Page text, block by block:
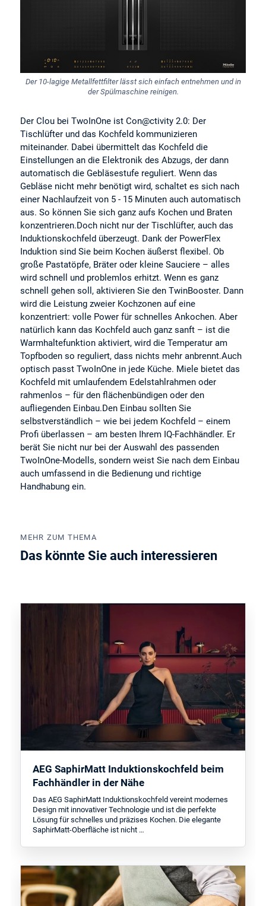
Der 10-lagige Metallfettfilter lässt sich einfach entnehmen und in
der Spülmaschine reinigen.
Der Clou bei TwoInOne ist Con@ctivity 2.0: Der
Tischlüfter und das Kochfeld kommunizieren
miteinander. Dabei übermittelt das Kochfeld die
Einstellungen an die Elektronik des Abzugs, der dann
automatisch die Gebläsestufe reguliert. Wenn das
Gebläse nicht mehr benötigt wird, schaltet es sich nach
einer Nachlaufzeit von 5 - 15 Minuten auch automatisch
aus. So können Sie sich ganz aufs Kochen und Braten
konzentrieren.Doch nicht nur der Tischlüfter, auch das
Induktionskochfeld überzeugt. Dank der PowerFlex
Induktion sind Sie beim Kochen äußerst flexibel. Ob
große Pastatöpfe, Bräter oder kleine Sauciere – alles
wird schnell und problemlos erhitzt. Wenn es ganz
schnell gehen soll, aktivieren Sie den TwinBooster. Dann
wird die Leistung zweier Kochzonen auf eine
konzentriert: volle Power für schnelles Ankochen. Aber
natürlich kann das Kochfeld auch ganz sanft – ist die
Warmhaltefunktion aktiviert, wird die Temperatur am
Topfboden so reguliert, dass nichts mehr anbrennt.Auch
optisch passt TwoInOne in jede Küche. Miele bietet das
Kochfeld mit umlaufendem Edelstahlrahmen oder
rahmenlos – für den flächenbündigen oder den
aufliegenden Einbau.Den Einbau sollten Sie
selbstverständlich – wie bei jedem Kochfeld – einem
Profi überlassen – am besten Ihrem IQ-Fachhändler. Er
berät Sie nicht nur bei der Auswahl des passenden
TwoInOne-Modells, sondern weist Sie nach dem Einbau
auch umfassend in die Bedienung und richtige
Handhabung ein.
MEHR ZUM THEMA
Das könnte Sie auch interessieren
AEG SaphirMatt Induktionskochfeld beim
Fachhändler in der Nähe
Das AEG SaphirMatt Induktionskochfeld vereint modernes
Design mit innovativer Technologie und ist die perfekte
Lösung für schnelles und präzises Kochen. Die elegante
SaphirMatt-Oberfläche ist nicht …